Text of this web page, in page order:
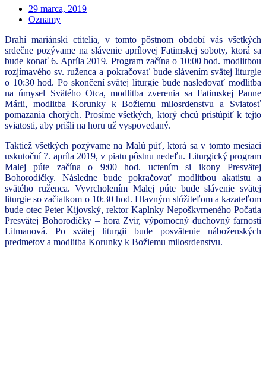
29 marca, 2019
Oznamy
Drahí mariánski ctitelia, v tomto pôstnom období vás všetkých
srdečne pozývame na slávenie aprílovej Fatimskej soboty, ktorá sa
bude konať 6. Apríla 2019. Program začína o 10:00 hod. modlitbou
rozjímavého sv. ruženca a pokračovať bude slávením svätej liturgie
o 10:30 hod. Po skončení svätej liturgie bude nasledovať modlitba
na úmysel Svätého Otca, modlitba zverenia sa Fatimskej Panne
Márii, modlitba Korunky k Božiemu milosrdenstvu a Sviatosť
pomazania chorých. Prosíme všetkých, ktorý chcú pristúpiť k tejto
sviatosti, aby prišli na horu už vyspovedaný.
Taktiež všetkých pozývame na Malú púť, ktorá sa v tomto mesiaci
uskutoční 7. apríla 2019, v piatu pôstnu nedeľu. Liturgický program
Malej púte začína o 9:00 hod. uctením si ikony Presvätej
Bohorodičky. Následne bude pokračovať modlitbou akatistu a
svätého ruženca. Vyvrcholením Malej púte bude slávenie svätej
liturgie so začiatkom o 10:30 hod. Hlavným slúžiteľom a kazateľom
bude otec Peter Kijovský, rektor Kaplnky Nepoškvrneného Počatia
Presvätej Bohorodičky – hora Zvir, výpomocný duchovný farnosti
Litmanová. Po svätej liturgii bude posvätenie náboženských
predmetov a modlitba Korunky k Božiemu milosrdenstvu.